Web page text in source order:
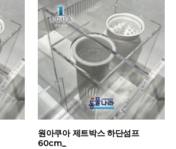
원아쿠아 제트박스 하단섬프
60cm_